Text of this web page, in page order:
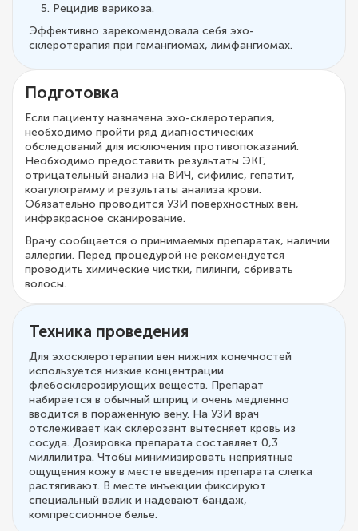
Рецидив варикоза.
Эффективно зарекомендовала себя эхо-
склеротерапия при гемангиомах, лимфангиомах.
Подготовка
Если пациенту назначена эхо-склеротерапия,
необходимо пройти ряд диагностических
обследований для исключения противопоказаний.
Необходимо предоставить результаты ЭКГ,
отрицательный анализ на ВИЧ, сифилис, гепатит,
коагулограмму и результаты анализа крови.
Обязательно проводится УЗИ поверхностных вен,
инфракрасное сканирование.
Врачу сообщается о принимаемых препаратах, наличии
аллергии. Перед процедурой не рекомендуется
проводить химические чистки, пилинги, сбривать
волосы.
Техника проведения
Для эхосклеротерапии вен нижних конечностей
используется низкие концентрации
флебосклерозирующих веществ. Препарат
набирается в обычный шприц и очень медленно
вводится в пораженную вену. На УЗИ врач
отслеживает как склерозант вытесняет кровь из
сосуда. Дозировка препарата составляет 0,3
миллилитра. Чтобы минимизировать неприятные
ощущения кожу в месте введения препарата слегка
растягивают. В месте инъекции фиксируют
специальный валик и надевают бандаж,
компрессионное белье.